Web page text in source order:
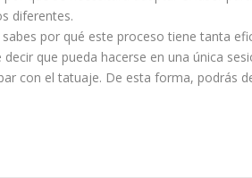
diferentes.
por qué este proceso tiene tanta
decir que pueda hacerse en una única
con el tatuaje. De esta forma, podrás